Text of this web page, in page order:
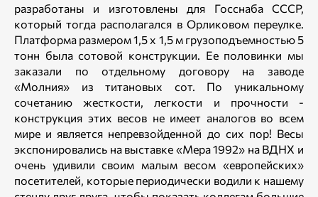
разработаны и изготовлены для Госснаба СССР,
который тогда располагался в Орликовом переулке.
Платформа размером 1,5 х 1,5 м грузоподъемностью 5
тонн была сотовой конструкции. Ее половинки мы
заказали по отдельному договору на заводе
«Молния» из титановых сот. По уникальному
сочетанию жесткости, легкости и прочности -
конструкция этих весов не имеет аналогов во всем
мире и является непревзойденной до сих пор! Весы
экспонировались на выставке «Мера 1992» на ВДНХ и
очень удивили своим малым весом «европейских»
посетителей, которые периодически водили к нашему